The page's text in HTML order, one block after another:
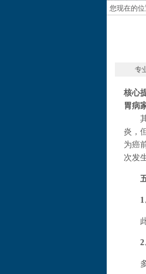
您现在的位
专
核心
胃病
其
炎，
为癌
次发
此
2
多